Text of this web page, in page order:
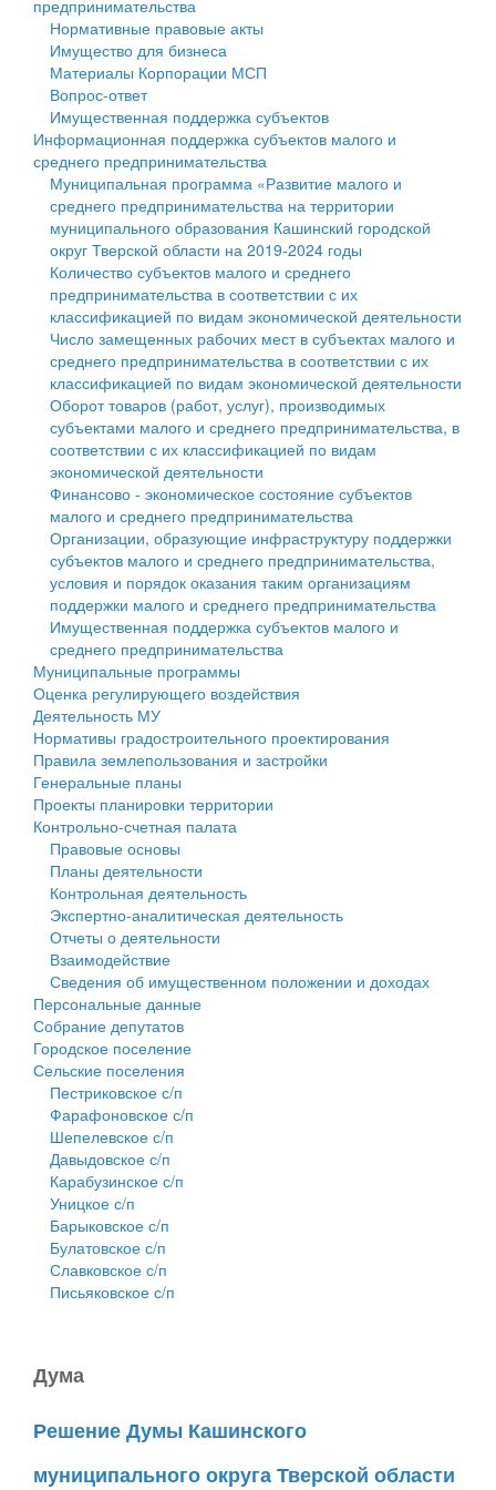
Государственные услуги
Промышленность и АПК
Экономика и бизнес
...
Символика
Устав
Гостям округа
Туризм
Культура
Образование
Здравоохранение
Социальная защита
Фотоальбом
муниципального округа Тверской области
Администрация Кашинского муниципального округа
Тверской области
Управление сельскими территориями
Открытые данные
Работа с обращениями граждан
Муниципальный контроль
Муниципальные услуги
Проекты административных регламентов
Антимонопольный комплаенс
Противодействие коррупции
Финансовое управление
Бюджет для граждан
Имущество
Выявление правообладателей ранее учтенных
объектов недвижимости
Имущественная поддержка субъектов малого и
среднего предпринимательства
Информационная поддержка субъектов малого и
среднего предпринимательства
Муниципальные программы
Контрольно-счетная палата
Персональные данные
Оценка регулирующего воздействия
Деятельность МУ
Нормативы градостроительного проектирования
Правила землепользования и застройки
Генеральные планы
Проекты планировки территории
Собрание депутатов
Городское поселение
Сельские поселения
предпринимательства
Нормативные правовые акты
Имущество для бизнеса
Материалы Корпорации МСП
Вопрос-ответ
Имущественная поддержка субъектов
Информационная поддержка субъектов малого и
среднего предпринимательства
Муниципальная программа «Развитие малого и
среднего предпринимательства на территории
муниципального образования Кашинский городской
округ Тверской области на 2019-2024 годы
Количество субъектов малого и среднего
предпринимательства в соответствии с их
классификацией по видам экономической деятельности
Число замещенных рабочих мест в субъектах малого и
среднего предпринимательства в соответствии с их
классификацией по видам экономической деятельности
Оборот товаров (работ, услуг), производимых
субъектами малого и среднего предпринимательства, в
соответствии с их классификацией по видам
экономической деятельности
Финансово - экономическое состояние субъектов
малого и среднего предпринимательства
Организации, образующие инфраструктуру поддержки
субъектов малого и среднего предпринимательства,
условия и порядок оказания таким организациям
поддержки малого и среднего предпринимательства
Имущественная поддержка субъектов малого и
среднего предпринимательства
Муниципальные программы
Оценка регулирующего воздействия
Деятельность МУ
Нормативы градостроительного проектирования
Правила землепользования и застройки
Генеральные планы
Проекты планировки территории
Контрольно-счетная палата
Правовые основы
Планы деятельности
Контрольная деятельность
Экспертно-аналитическая деятельность
Отчеты о деятельности
Взаимодействие
Сведения об имущественном положении и доходах
Персональные данные
Собрание депутатов
Городское поселение
Сельские поселения
Пестриковское с/п
Фарафоновское с/п
Шепелевское с/п
Давыдовское с/п
Карабузинское с/п
Уницкое с/п
Барыковское с/п
Булатовское с/п
Славковское с/п
Письяковское с/п
Дума
Решение Думы Кашинского
муниципального округа Тверской области